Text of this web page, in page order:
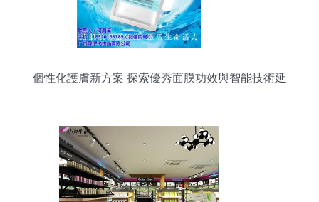
個性化護膚新方案 探索優秀面膜功效與智能技術延